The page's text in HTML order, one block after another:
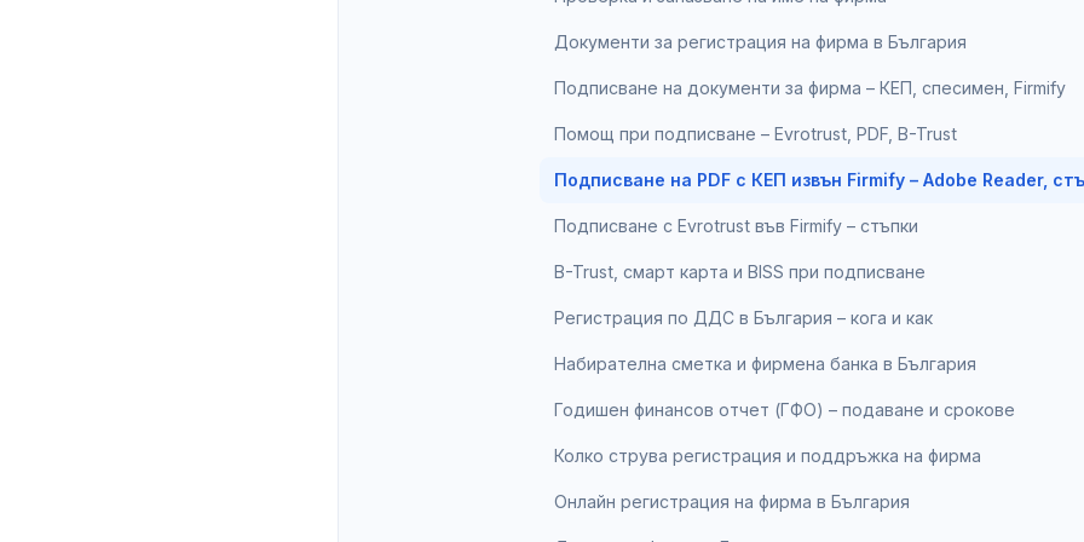
Документи за регистрация на фирма в България
Подписване на документи за фирма – КЕП, спесимен, Firmify
Помощ при подписване – Evrotrust, PDF, B-Trust
Подписване на PDF с КЕП извън Firmify – Adobe Reader,
Подписване с Evrotrust във Firmify – стъпки
B-Trust, смарт карта и BISS при подписване
Регистрация по ДДС в България – кога и как
Набирателна сметка и фирмена банка в България
Годишен финансов отчет (ГФО) – подаване и срокове
Колко струва регистрация и поддръжка на фирма
Онлайн регистрация на фирма в България